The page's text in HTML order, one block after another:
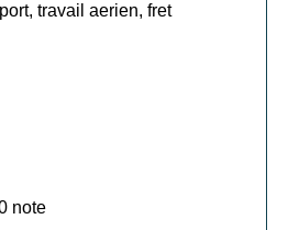
,travail aerien,fret
note